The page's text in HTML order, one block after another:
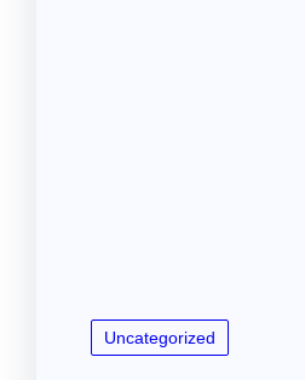
Uncategorized